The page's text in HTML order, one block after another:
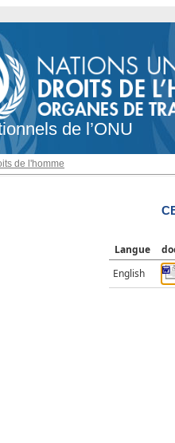
de l’ONU
de l'homme
Langue
English